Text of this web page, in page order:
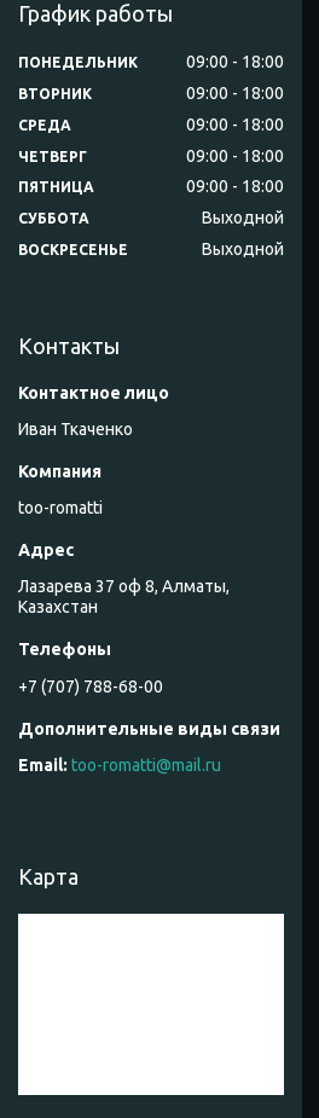
График работы
ПОНЕДЕЛЬНИК 09:00 18:00
ВТОРНИК 09:00 18:00
СРЕДА 09:00 18:00
ЧЕТВЕРГ 09:00 18:00
ПЯТНИЦА 09:00 18:00
СУББОТА Выходной
ВОСКРЕСЕНЬЕ Выходной
Контакты
Иван Ткаченко
too-romatti
Лазарева 37 оф 8, Алматы,
Казахстан
+7 (707) 788-68-00
too-romatti@mail.ru
Карта